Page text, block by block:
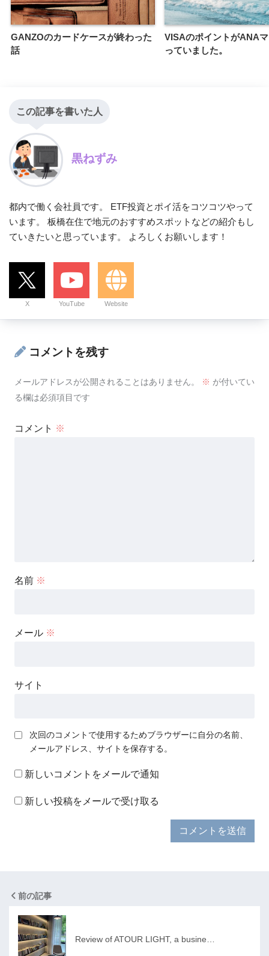
GANZOのカードケースが終わった
話
VISAのポイントがANA
っていました。
この記事を書いた人
黒ねずみ
都内で働く会社員です。 ETF投資とポイ活をコツコツやって
います。 板橋在住で地元のおすすめスポットなどの紹介もし
ていきたいと思っています。 よろしくお願いします！
X YouTube Website
コメントを残す
メールアドレスが公開されることはありません。 ※ が付いてい
る欄は必須項目です
コメント ※
名前 ※
メール ※
サイト
次回のコメントで使用するためブラウザーに自分の名前、
メールアドレス、サイトを保存する。
新しいコメントをメールで通知
新しい投稿をメールで受け取る
前の記事
Review of ATOUR LIGHT, a busine…